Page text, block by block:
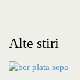
Alte stiri